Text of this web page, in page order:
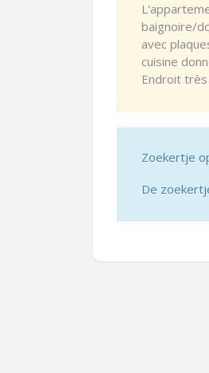
baignoire/
avec
cuisine
Endroit
Zoekertje
De